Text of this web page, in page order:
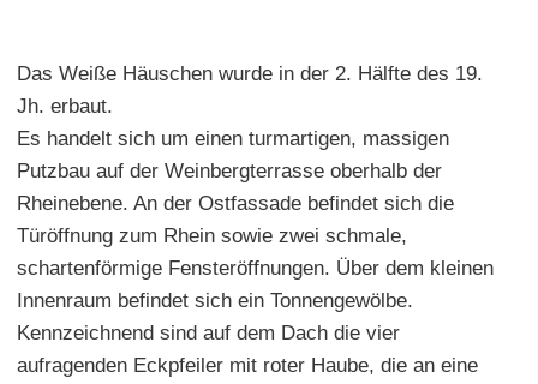
Das Weiße Häuschen wurde in der 2. Hälfte des 19.
Jh. erbaut.
Es handelt sich um einen turmartigen, massigen
Putzbau auf der Weinbergterrasse oberhalb der
Rheinebene. An der Ostfassade befindet sich die
Türöffnung zum Rhein sowie zwei schmale,
schartenförmige Fensteröffnungen. Über dem kleinen
Innenraum befindet sich ein Tonnengewölbe.
Kennzeichnend sind auf dem Dach die vier
aufragenden Eckpfeiler mit roter Haube, die an eine